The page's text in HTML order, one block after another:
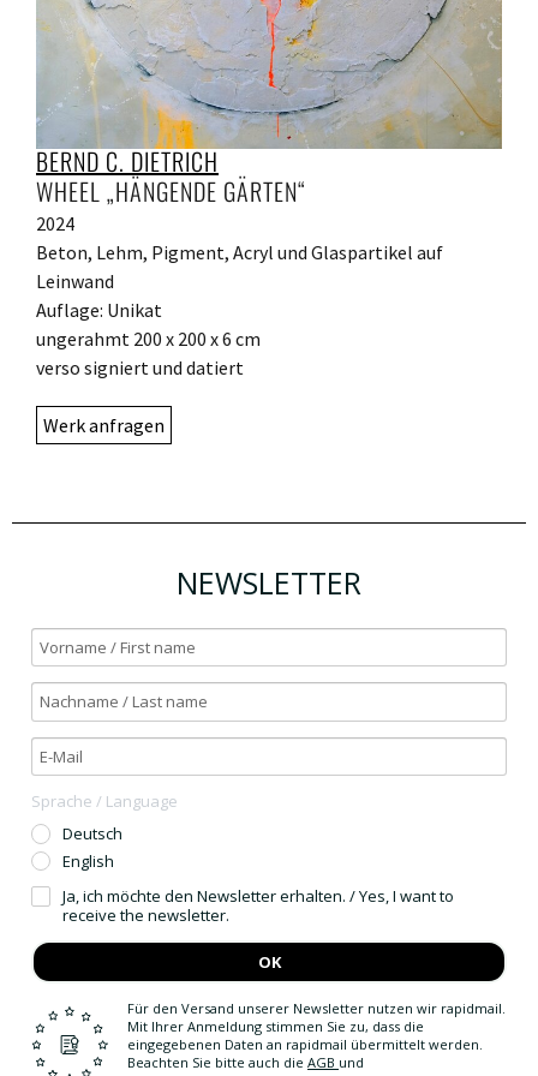
BERND C. DIETRICH
WHEEL „HÄNGENDE GÄRTEN“
2024
Beton, Lehm, Pigment, Acryl und Glaspartikel auf
Leinwand
Auflage: Unikat
ungerahmt 200 x 200 x 6 cm
verso signiert und datiert
Werk anfragen
NEWSLETTER
Sprache / Language
Deutsch
English
Ja, ich möchte den Newsletter erhalten. / Yes, I want to
receive the newsletter.
OK
Für den Versand unserer Newsletter nutzen wir rapidmail.
Mit Ihrer Anmeldung stimmen Sie zu, dass die
eingegebenen Daten an rapidmail übermittelt werden.
Beachten Sie bitte auch die AGB und